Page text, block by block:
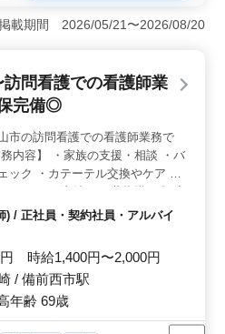
ートを重視した働き方が可能
り、アルバイト・パートでも
す。長期的に働きやすい環境
せるポ
告書の作成や税務相談業務と
、50代や60代も活躍中の職場
ストレスを軽減できます。勤
セス可能で、公共交通機関と
点も柔軟性に富んでいます。
載期間 2026/05/21〜2026/08/20
訪問看護での看護師業
完備◎
市の訪問看護での看護師業務で
内容】 ・家族の支援・相談 ・バ
ック ・カテーテル交換やケア ・
の予防 ・認知症と精神疾患のケ
者優遇 若いスタッフが経験者の
しています！ 年齢ではなく経験
ラン層を待ってます。ぜひご応募
) / 正社員・契約社員・アルバイ
円 時給1,400円〜2,000円
/ 備前西市駅
年齢 69歳